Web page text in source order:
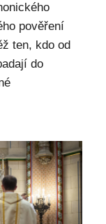
pověření
ten, kdo od
do